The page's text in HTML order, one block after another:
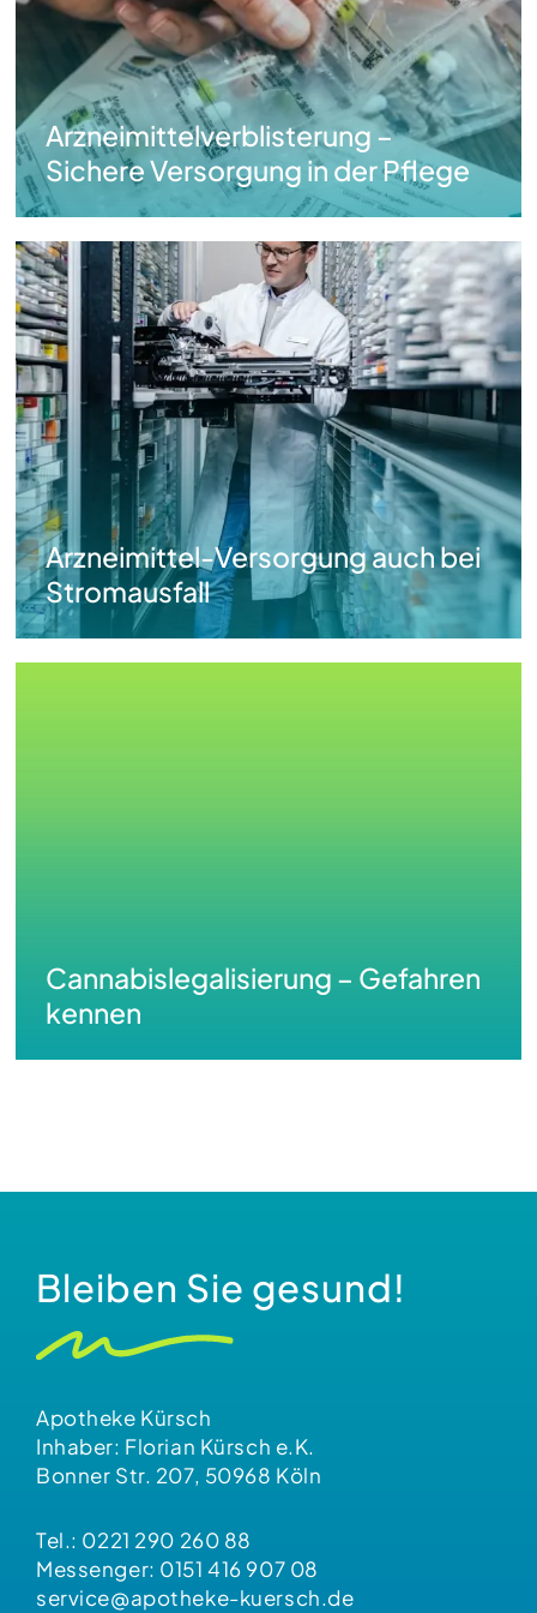
Pflege
Arzneimittelverblisterung –
Sichere Versorgung in der Pflege
Arzneimittel-
Versorgung
auch
bei
Stromausfall
Arzneimittel-Versorgung auch bei
Stromausfall
Cannabislegalisierung – Gefahren
kennen
Bleiben Sie gesund!
Apotheke Kürsch
Inhaber: Florian Kürsch e.K.
Bonner Str. 207, 50968 Köln
Tel.: 0221 290 260 88
Messenger: 0151 416 907 08
service@apotheke-kuersch.de